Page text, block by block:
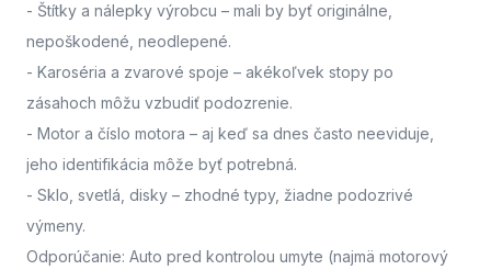
- Štítky a nálepky výrobcu – mali by byť originálne,
nepoškodené, neodlepené.
- Karoséria a zvarové spoje – akékoľvek stopy po
zásahoch môžu vzbudiť podozrenie.
- Motor a číslo motora – aj keď sa dnes často neeviduje,
jeho identifikácia môže byť potrebná.
- Sklo, svetlá, disky – zhodné typy, žiadne podozrivé
výmeny.
Odporúčanie: Auto pred kontrolou umyte (najmä motorový